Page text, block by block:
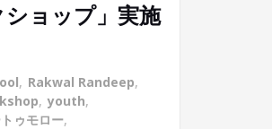
ョップ」実施
, Rakwal Randeep,
, youth,
ゥモロー,